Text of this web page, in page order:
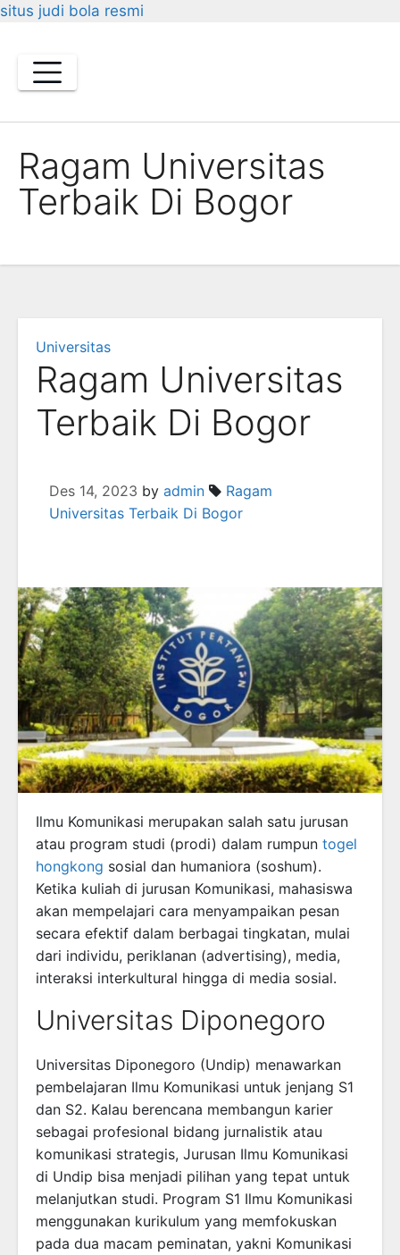
situs judi bola resmi
content
Ragam Universitas
Terbaik Di Bogor
Universitas
Ragam Universitas
Terbaik Di Bogor
Des 14, 2023 by admin
Ragam
Universitas Terbaik Di Bogor
Ilmu Komunikasi merupakan salah satu jurusan
atau program studi (prodi) dalam rumpun togel
hongkong sosial dan humaniora (soshum).
Ketika kuliah di jurusan Komunikasi, mahasiswa
akan mempelajari cara menyampaikan pesan
secara efektif dalam berbagai tingkatan, mulai
dari individu, periklanan (advertising), media,
interaksi interkultural hingga di media sosial.
Universitas Diponegoro
Universitas Diponegoro (Undip) menawarkan
pembelajaran Ilmu Komunikasi untuk jenjang S1
dan S2. Kalau berencana membangun karier
sebagai profesional bidang jurnalistik atau
komunikasi strategis, Jurusan Ilmu Komunikasi
di Undip bisa menjadi pilihan yang tepat untuk
melanjutkan studi. Program S1 Ilmu Komunikasi
menggunakan kurikulum yang memfokuskan
pada dua macam peminatan, yakni Komunikasi